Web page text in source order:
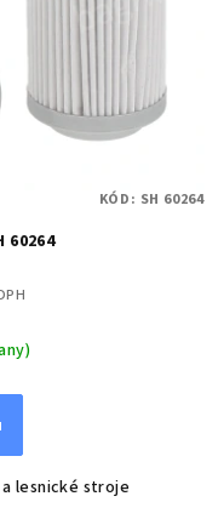
60264
lesnické stroje
KÓD: SH 60264